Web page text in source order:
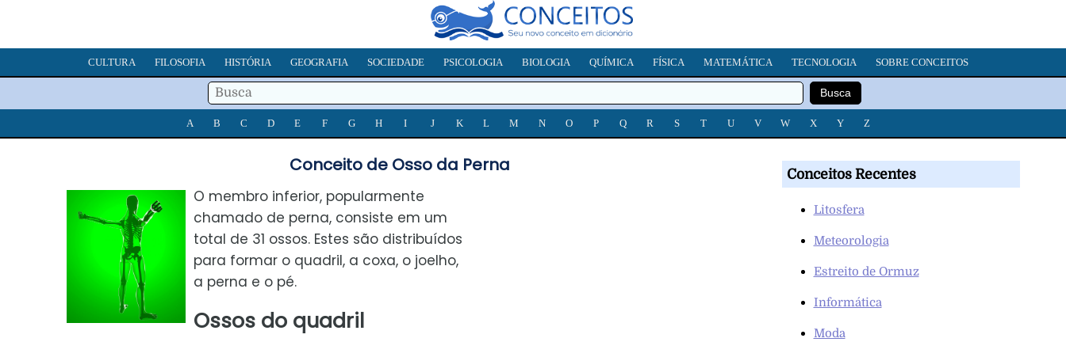
CULTURA FILOSOFIA HISTÓRIA GEOGRAFIA SOCIEDADE PSICOLOGIA BIOLOGIA QUÍMICA FÍSICA MATEMÁTICA TECNOLOGIA SOBRE CONCEITOS
A B C D E F G H I J K L M N O P Q R S T U V W X Y Z
Conceito de Osso da Perna
O membro inferior, popularmente
chamado de perna, consiste em um
total de 31 ossos. Estes são distribuídos
para formar o quadril, a coxa, o joelho,
a perna e o pé.
Ossos do quadril
Conceitos Recentes
Litosfera
Meteorologia
Estreito de Ormuz
Informática
Moda